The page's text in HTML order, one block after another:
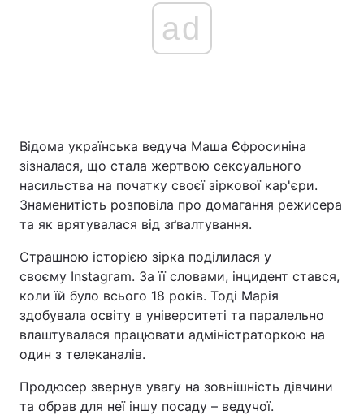
ad
Відома українська ведуча Маша Єфросиніна
зізналася, що стала жертвою сексуального
насильства на початку своєї зіркової кар'єри.
Знаменитість розповіла про домагання режисера
та як врятувалася від зґвалтування.
Страшною історією зірка поділилася у
своєму Instagram. За її словами, інцидент стався,
коли їй було всього 18 років. Тоді Марія
здобувала освіту в університеті та паралельно
влаштувалася працювати адміністраторкою на
один з телеканалів.
Продюсер звернув увагу на зовнішність дівчини
та обрав для неї іншу посаду – ведучої.